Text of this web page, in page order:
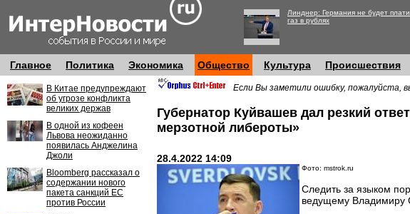
Линднер: Германия не будет
газ в рублях
Главное Политика Экономика Общество Культура Происшествия
В Китае предупреждают
об угрозе конфликта
великих держав
В одной из кофеен
Львова неожиданно
появилась Анджелина
Джоли
Bloomberg рассказал о
содержании нового
пакета санкций ЕС
против России
Если Вы заметили ошибку, пожалуйста,
Губернатор Куйвашев дал резкий
мерзотной либероты»
28.4.2022 14:09
Фото: mstrok.ru
Следить за языком
ведущему Владимиру